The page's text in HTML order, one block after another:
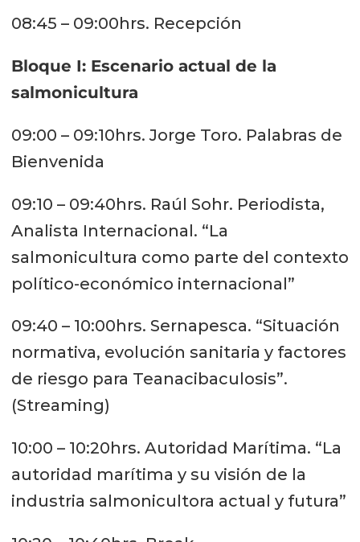
08:45 – 09:00hrs. Recepción
Bloque I: Escenario actual de la
salmonicultura
09:00 – 09:10hrs. Jorge Toro. Palabras de
Bienvenida
09:10 – 09:40hrs. Raúl Sohr. Periodista,
Analista Internacional. “La
salmonicultura como parte del contexto
político-económico internacional”
09:40 – 10:00hrs. Sernapesca. “Situación
normativa, evolución sanitaria y factores
de riesgo para Teanacibaculosis”.
(Streaming)
10:00 – 10:20hrs. Autoridad Marítima. “La
autoridad marítima y su visión de la
industria salmonicultora actual y futura”